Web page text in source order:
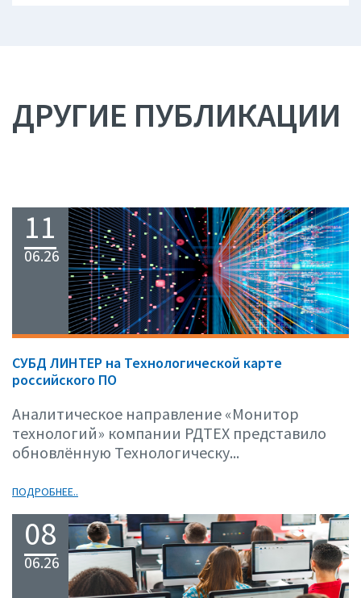
ДРУГИЕ ПУБЛИКАЦИИ
11
06.26
СУБД ЛИНТЕР на Технологической карте
российского ПО
Аналитическое направление «Монитор
технологий» компании РДТЕХ представило
обновлённую Технологическу...
ПОДРОБНЕЕ..
08
06.26